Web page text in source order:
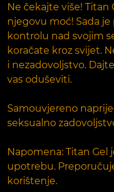
Ne čekajte više! Titan
njegovu moć! Sada
kontrolu nad svojim
koračate kroz svijet.
i nezadovoljstvo.
vas oduševiti.
Samouvjereno
seksualno
Napomena: Titan Gel
upotrebu.
korištenje.